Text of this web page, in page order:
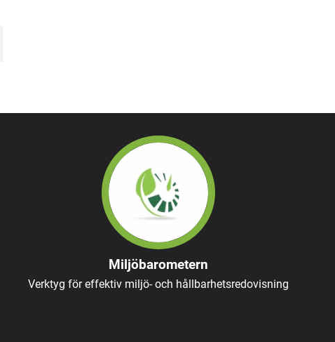
Miljöbarometern
Verktyg för effektiv miljö- och hållbarhetsredovisning